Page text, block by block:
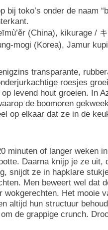
bij toko’s onder de naam
(China), kikurage /
mogi (Korea), Jamur
transparante,
roesjes
levend hout groeien. In
de boomoren
op elkaar dat ze in de
minuten of langer weken
Daarna knijp je ze uit,
snijdt ze in hapklare
Men beweert wel dat
wokgerechten. Het mooie
altijd hun structuur
de grappige crunch.